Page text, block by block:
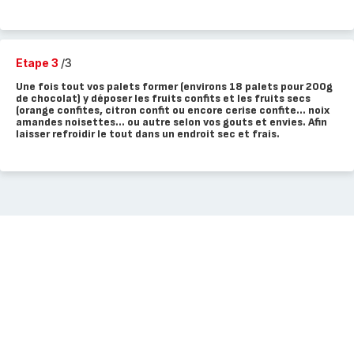
Etape 3 /3
Une fois tout vos palets former (environs 18 palets pour 200g
de chocolat) y déposer les fruits confits et les fruits secs
(orange confites, citron confit ou encore cerise confite... noix
amandes noisettes... ou autre selon vos gouts et envies. Afin
laisser refroidir le tout dans un endroit sec et frais.